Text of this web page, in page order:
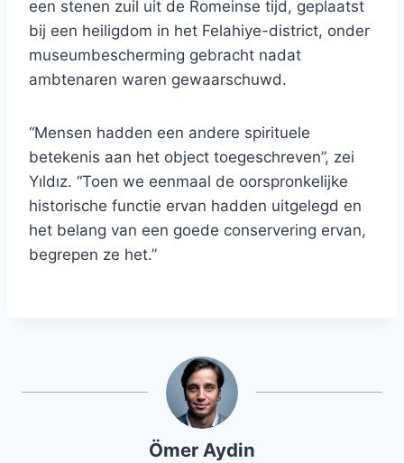
een stenen zuil uit de Romeinse tijd, geplaatst
bij een heiligdom in het Felahiye-district, onder
museumbescherming gebracht nadat
ambtenaren waren gewaarschuwd.
“Mensen hadden een andere spirituele
betekenis aan het object toegeschreven”, zei
Yıldız. “Toen we eenmaal de oorspronkelijke
historische functie ervan hadden uitgelegd en
het belang van een goede conservering ervan,
begrepen ze het.”
Ömer Aydin